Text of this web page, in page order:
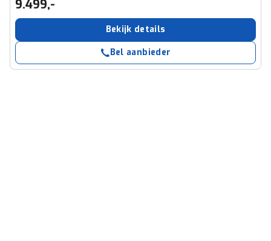
9.499,-
Bekijk details
Bel aanbieder